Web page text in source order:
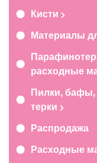
Кисти
Материалы
расходные
Пилки,
терки
Распродажа
Расходные